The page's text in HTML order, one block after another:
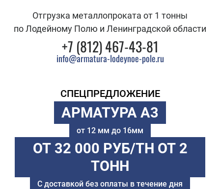
Отгрузка металлопроката от 1 тонны
по Лодейному Полю и Ленинградской области
+7 (812) 467-43-81
info@armatura-lodeynoe-pole.ru
СПЕЦПРЕДЛОЖЕНИЕ
АРМАТУРА А3
от 12 мм до 16мм
ОТ 32 000 РУБ/ТН ОТ 2
ТОНН
С доставкой без оплаты в течение дня